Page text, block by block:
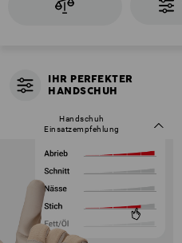
IHR PERFEKTER
HANDSCHUH
Handschuh
Einsatzempfehlung